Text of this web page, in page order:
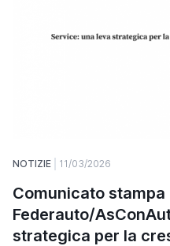
NOTIZIE 11/03/2026
Comunicato stampa
Federauto/
strategica per la